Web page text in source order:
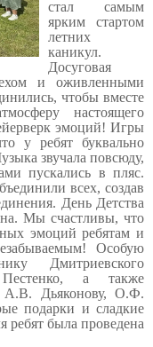
стал самым
ярким стартом
летних
каникул.
Досуговая
и оживленными
чтобы вместе
настоящего
эмоций! Игры
у ребят буквально
звучала повсюду,
пускались в пляс.
всех, создав
День Детства
Мы счастливы, что
эмоций ребятам и
Особую
Дмитриевского
а также
А.В. Дьяконову, О.Ф.
подарки и сладкие
ребят была проведена